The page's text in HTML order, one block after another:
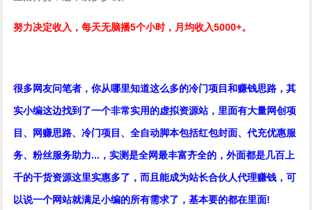
努力决定收入，每天无脑播5个小时，月均收入5000+。
很多网友问笔者，你从哪里知道这么多的冷门项目和赚钱思路，其
实小编这边找到了一个非常实用的虚拟资源站，里面有大量网创项
目、网赚思路、冷门项目、全自动脚本包括红包封面、代充优惠服
务、粉丝服务助力...，实测是全网最丰富齐全的，外面都是几百上
千的干货资源这里实惠多了，而且能成为站长合伙人代理赚钱，可
以说一个网站就满足小编的所有需求了，基本要的都在里面!